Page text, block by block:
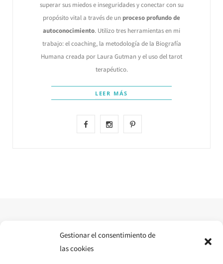
Gestionar el consentimiento de
las cookies
superar sus miedos e inseguridades y conectar con su
propósito vital a través de un proceso profundo de
autoconocimiento. Utilizo tres herramientas en mi
trabajo: el coaching, la metodología de la Biografía
Humana creada por Laura Gutman y el uso del tarot
terapéutico.
LEER MÁS
F
o
k
I
r
P
e